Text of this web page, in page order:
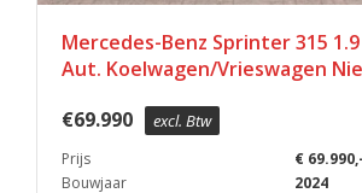
Mercedes-Benz Sprinter 315 1.9
Aut. Koelwagen/Vrieswagen
€69.990 excl. Btw
Prijs
€
Bouwjaar
2024